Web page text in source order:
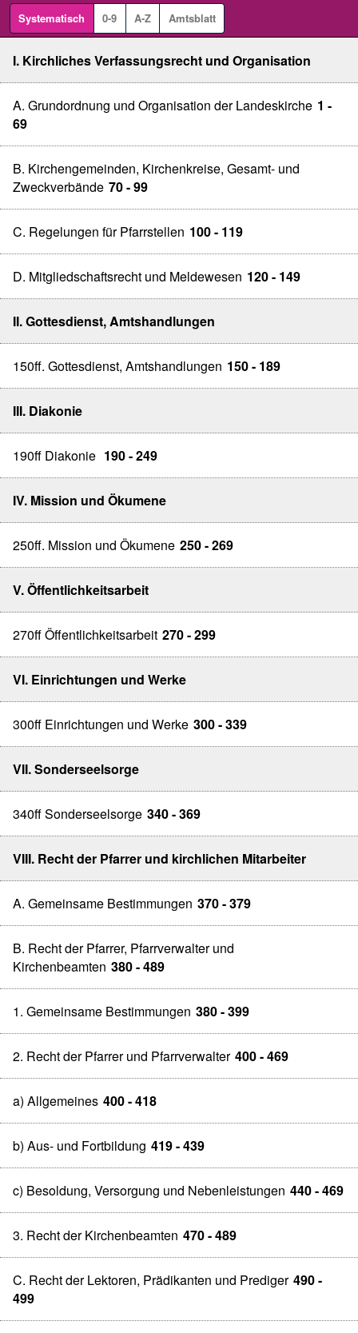
Systematisch 0-9 A-Z Amtsblatt
I. Kirchliches Verfassungsrecht und Organisation
A. Grundordnung und Organisation der Landeskirche 1 -
69
B. Kirchengemeinden, Kirchenkreise, Gesamt- und
Zweckverbände 70 - 99
C. Regelungen für Pfarrstellen 100 - 119
D. Mitgliedschaftsrecht und Meldewesen 120 - 149
II. Gottesdienst, Amtshandlungen
150ff. Gottesdienst, Amtshandlungen 150 - 189
III. Diakonie
190ff Diakonie 190 - 249
IV. Mission und Ökumene
250ff. Mission und Ökumene 250 - 269
V. Öffentlichkeitsarbeit
270ff Öffentlichkeitsarbeit 270 - 299
VI. Einrichtungen und Werke
300ff Einrichtungen und Werke 300 - 339
VII. Sonderseelsorge
340ff Sonderseelsorge 340 - 369
VIII. Recht der Pfarrer und kirchlichen Mitarbeiter
A. Gemeinsame Bestimmungen 370 - 379
B. Recht der Pfarrer, Pfarrverwalter und
Kirchenbeamten 380 - 489
1. Gemeinsame Bestimmungen 380 - 399
2. Recht der Pfarrer und Pfarrverwalter 400 - 469
a) Allgemeines 400 - 418
b) Aus- und Fortbildung 419 - 439
c) Besoldung, Versorgung und Nebenleistungen 440 - 469
3. Recht der Kirchenbeamten 470 - 489
C. Recht der Lektoren, Prädikanten und Prediger 490 -
499